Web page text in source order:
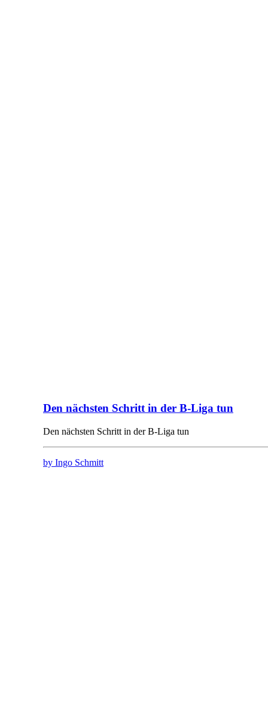
Den nächsten Schritt in der B-Liga tun
Den nächsten Schritt in der B-Liga tun
by Ingo Schmitt